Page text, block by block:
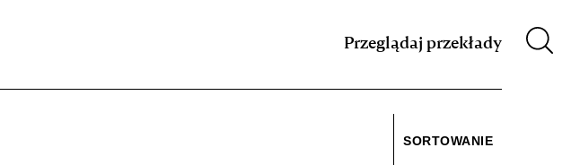
Przeglądaj przekłady
SORTOWANIE